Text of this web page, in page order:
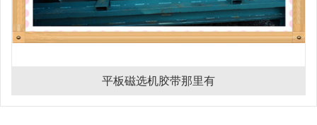
平板磁选机胶带那里有